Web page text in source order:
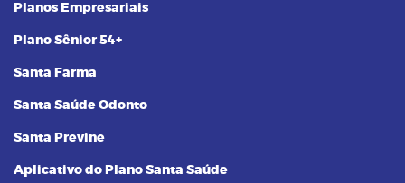
Planos Empresariais
Plano Sênior 54+
Santa Farma
Santa Saúde Odonto
Santa Previne
Aplicativo do Plano Santa Saúde